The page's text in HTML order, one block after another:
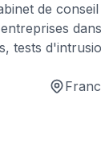
de
tests